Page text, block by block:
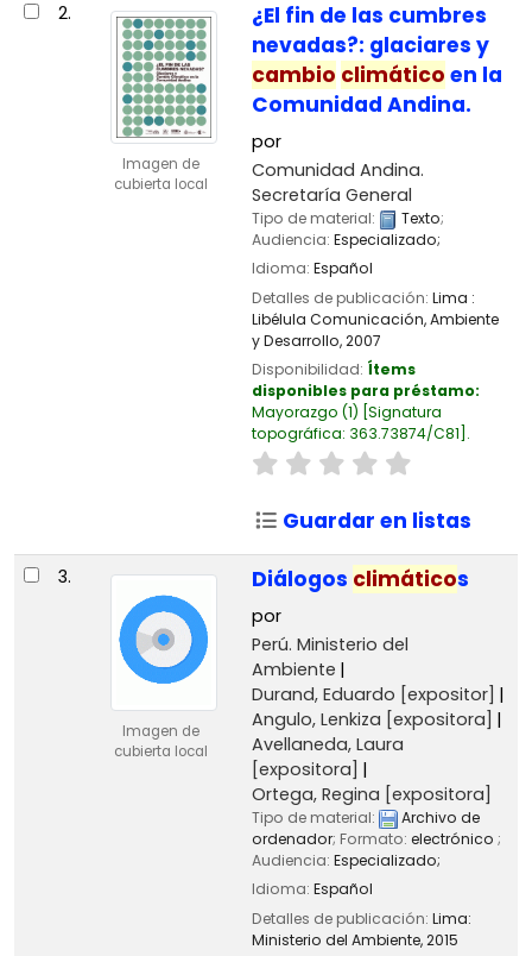
2.
Imagen de
cubierta local
¿El fin de las cumbres
nevadas?: glaciares y
cambio climático en la
Comunidad Andina.
por
Comunidad Andina.
Secretaría General
Tipo de material: Texto;
Audiencia: Especializado;
Idioma: Español
Detalles de publicación: Lima :
Libélula Comunicación, Ambiente
y Desarrollo,2007
Disponibilidad: Ítems
disponibles para préstamo:
Mayorazgo (1) Signatura
topográfica: 363.73874/C81 .
Guardar en listas
3.
Imagen de
cubierta local
Diálogos climáticos
por
Perú. Ministerio del
Ambiente
Durand, Eduardo [expositor]
Angulo, Lenkiza [expositora]
Avellaneda, Laura
[expositora]
Ortega, Regina [expositora]
Tipo de material:
Archivo de
ordenador; Formato: electrónico ;
Audiencia: Especializado;
Idioma: Español
Detalles de publicación: Lima:
Ministerio del Ambiente,2015